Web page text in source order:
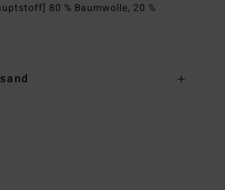
80 % Baumwolle, 20 %